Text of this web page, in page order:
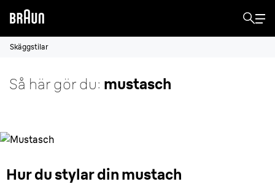
Skäggstilar
Så här gör du: mustasch
Hur du stylar din mustach